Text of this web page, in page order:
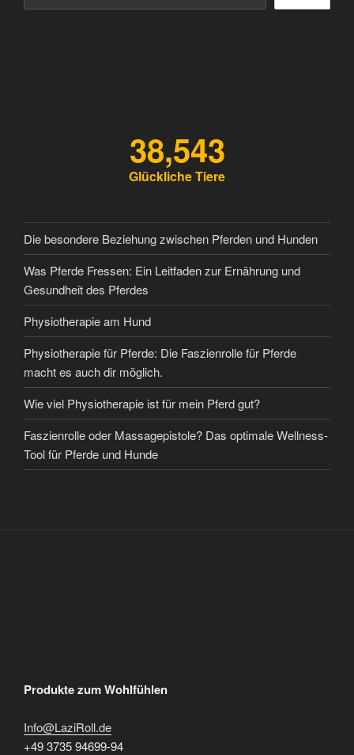
38,543
Glückliche Tiere
Die besondere Beziehung zwischen Pferden und Hunden
Was Pferde Fressen: Ein Leitfaden zur Ernährung und
Gesundheit des Pferdes
Physiotherapie am Hund
Physiotherapie für Pferde: Die Faszienrolle für Pferde
macht es auch dir möglich.
Wie viel Physiotherapie ist für mein Pferd gut?
Faszienrolle oder Massagepistole? Das optimale Wellness-
Tool für Pferde und Hunde
Produkte zum Wohlfühlen
Info@LaziRoll.de
+49 3735 94699-94